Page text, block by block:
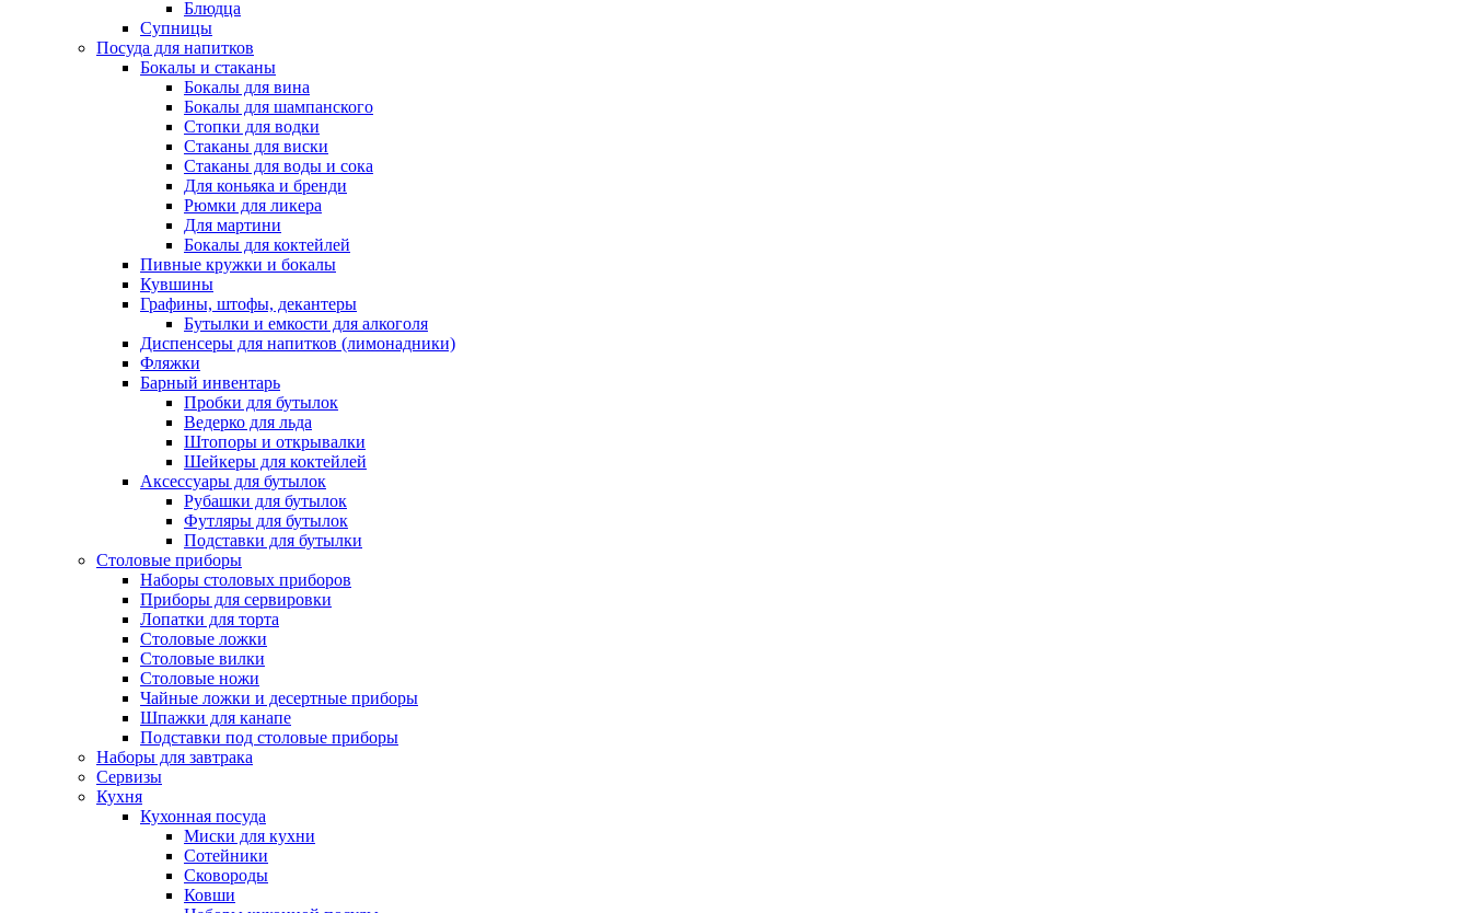
Блюдца
Супницы
Посуда для напитков
Бокалы и стаканы
Бокалы для вина
Бокалы для шампанского
Стопки для водки
Стаканы для виски
Стаканы для воды и сока
Для коньяка и бренди
Рюмки для ликера
Для мартини
Бокалы для коктейлей
Пивные кружки и бокалы
Кувшины
Графины, штофы, декантеры
Бутылки и емкости для алкоголя
Диспенсеры для напитков (лимонадники)
Фляжки
Барный инвентарь
Пробки для бутылок
Ведерко для льда
Штопоры и открывалки
Шейкеры для коктейлей
Аксессуары для бутылок
Рубашки для бутылок
Футляры для бутылок
Подставки для бутылки
Столовые приборы
Наборы столовых приборов
Приборы для сервировки
Лопатки для торта
Столовые ложки
Столовые вилки
Столовые ножи
Чайные ложки и десертные приборы
Шпажки для канапе
Подставки под столовые приборы
Наборы для завтрака
Сервизы
Кухня
Кухонная посуда
Миски для кухни
Сотейники
Сковороды
Ковши